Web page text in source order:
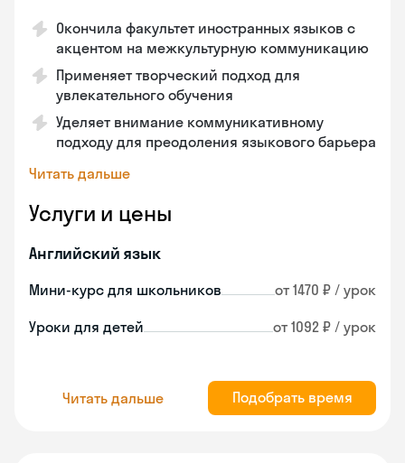
Окончила факультет иностранных языков с
акцентом на межкультурную коммуникацию
Применяет творческий подход для
увлекательного обучения
Уделяет внимание коммуникативному
подходу для преодоления языкового барьера
Читать дальше
Услуги и цены
Английский язык
Мини-курс для школьников от 1470 ₽ / урок
Уроки для детей от 1092 ₽ / урок
Читать дальше Подобрать время